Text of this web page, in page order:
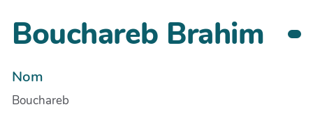
Bouchareb Brahim
Nom
Bouchareb